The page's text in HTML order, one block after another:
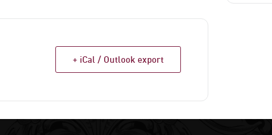
+ iCal / Outlook export